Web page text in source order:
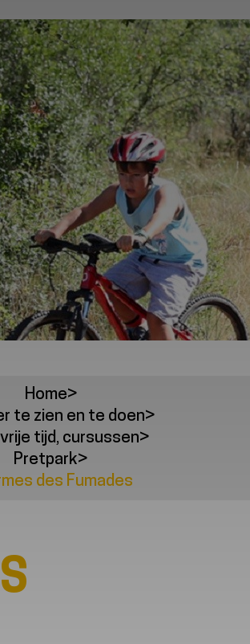
Home>
te zien en te doen>
tijd, cursussen>
Pretpark>
des Fumades